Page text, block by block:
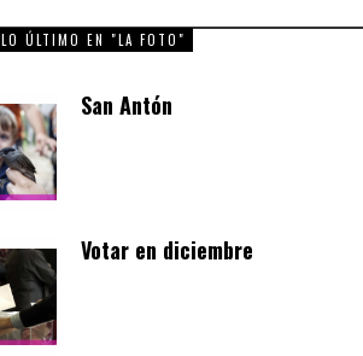
LO ÚLTIMO EN "LA FOTO"
San Antón
Votar en diciembre